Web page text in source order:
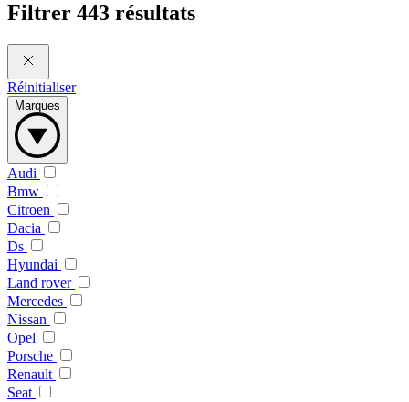
Filtrer 443 résultats
Réinitialiser
Marques
Audi
Bmw
Citroen
Dacia
Ds
Hyundai
Land rover
Mercedes
Nissan
Opel
Porsche
Renault
Seat